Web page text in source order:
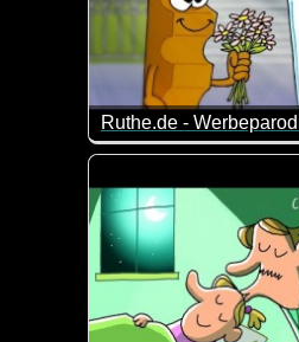
Diese Werbeparodien